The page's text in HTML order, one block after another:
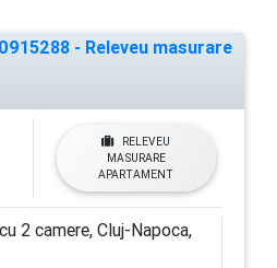
- Releveu masurare
RELEVEU
MASURARE
APARTAMENT
2 camere, Cluj-Napoca,